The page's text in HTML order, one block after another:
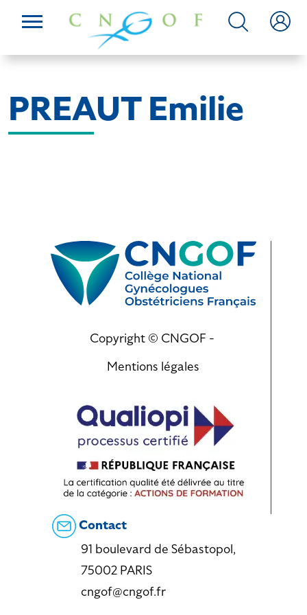
PREAUT Emilie
Copyright © CNGOF -
Mentions légales
Contact
91 boulevard de Sébastopol,
75002 PARIS
cngof@cngof.fr